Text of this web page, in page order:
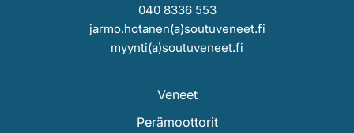
040 8336 553
jarmo.hotanen(a)soutuveneet.fi
myynti(a)soutuveneet.fi
Veneet
Perämoottorit